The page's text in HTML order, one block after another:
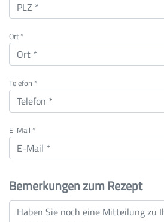
Ort *
Telefon *
E-Mail *
Bemerkungen zum Rezept